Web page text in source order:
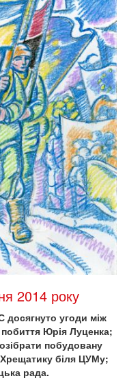
2014 року
досягнуто угоди між
Юрія Луценка;
побудовану
біля ЦУМу;
рада.